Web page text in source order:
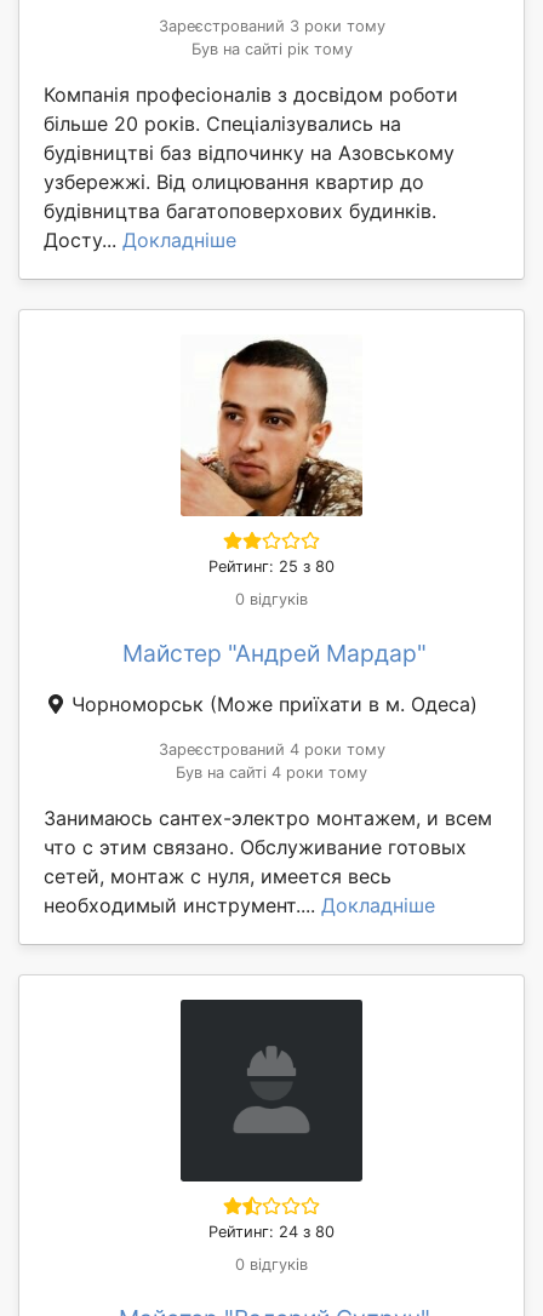
Зареєстрований 3 роки тому
Був на сайті рік тому
Компанія професіоналів з досвідом роботи
більше 20 років. Спеціалізувались на
будівництві баз відпочинку на Азовському
узбережжі. Від олицювання квартир до
будівництва багатоповерхових будинків.
Досту... Докладніше
Рейтинг: 25 з 80
0 відгуків
Майстер "Андрей Мардар"
Чорноморськ (Може приїхати в м. Одеса)
Зареєстрований 4 роки тому
Був на сайті 4 роки тому
Занимаюсь сантех-электро монтажем, и всем
что с этим связано. Обслуживание готовых
сетей, монтаж с нуля, имеется весь
необходимый инструмент.... Докладніше
Рейтинг: 24 з 80
0 відгуків